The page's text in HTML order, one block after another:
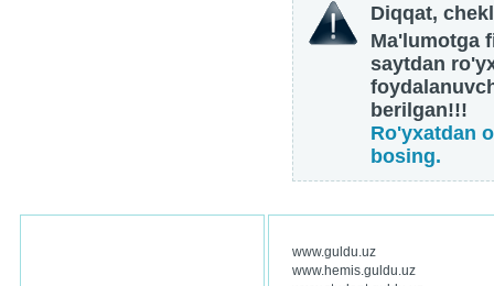
Diqqat,
Ma'lumotga
saytdan
berilgan!!!
Ro'yxatdan
bosing.
www.guldu.uz
www.hemis.guldu.uz